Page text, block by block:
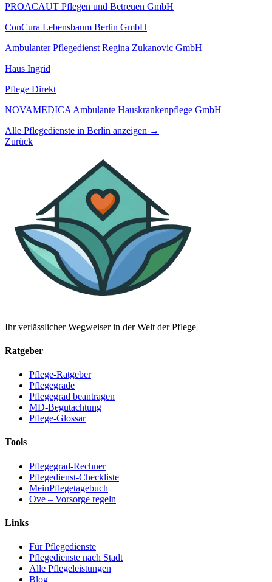
PROACAUT Pflegen und Betreuen GmbH
ConCura Lebensbaum Berlin GmbH
Ambulanter Pflegedienst Regina Zukanovic GmbH
Haus Ingrid
Pflege Direkt
NOVAMEDICA Ambulante Hauskrankenpflege GmbH
Alle Pflegedienste in Berlin anzeigen →
Zurück
Ihr verlässlicher Wegweiser in der Welt der Pflege
Ratgeber
Pflege-Ratgeber
Pflegegrade
Pflegegrad beantragen
MD-Begutachtung
Pflege-Glossar
Tools
Pflegegrad-Rechner
Pflegedienst-Checkliste
MeinPflegetagebuch
Ove – Vorsorge regeln
Links
Für Pflegedienste
Pflegedienste nach Stadt
Alle Pflegeleistungen
Blog